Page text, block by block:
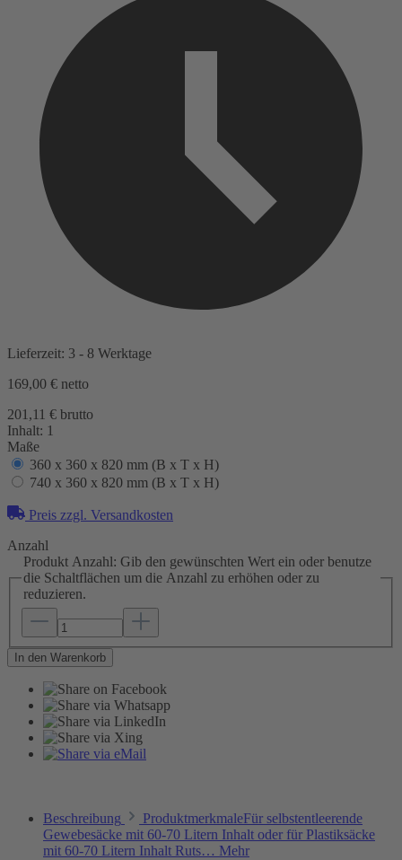
Lieferzeit: 3 - 8 Werktage
169,00 € netto
201,11 € brutto
Inhalt: 1
Maße
360 x 360 x 820 mm (B x T x H)
740 x 360 x 820 mm (B x T x H)
Preis zzgl. Versandkosten
Anzahl
Produkt Anzahl: Gib den gewünschten Wert ein oder benutze
die Schaltflächen um die Anzahl zu erhöhen oder zu
reduzieren.
In den Warenkorb
Beschreibung
ProduktmerkmaleFür selbstentleerende
Gewebesäcke mit 60-70 Litern Inhalt oder für Plastiksäcke
mit 60-70 Litern Inhalt Ruts… Mehr